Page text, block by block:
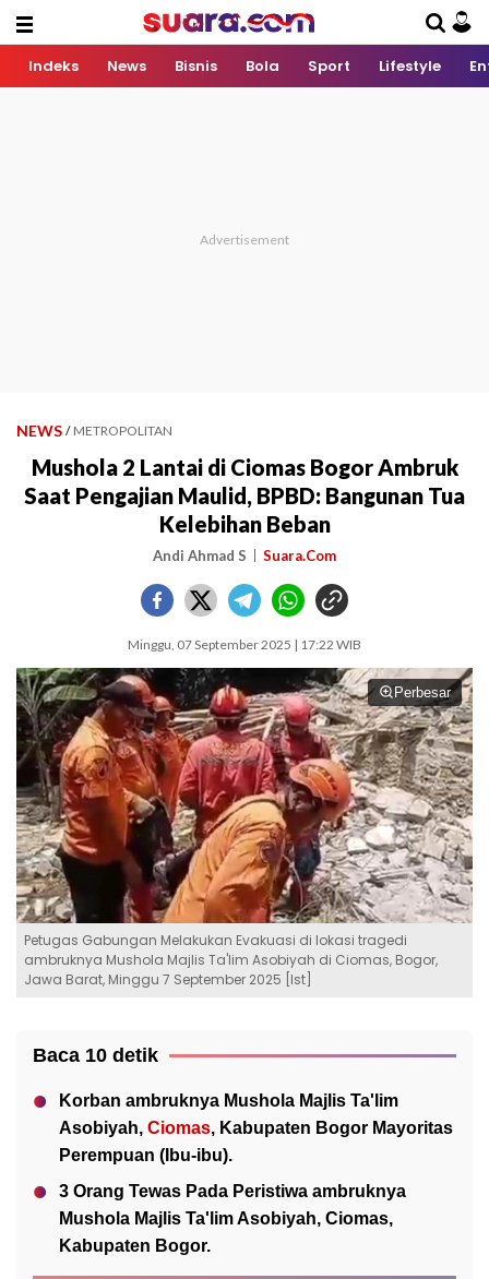
Indeks News Bisnis Bola Sport Lifestyle
NEWS / METROPOLITAN
Mushola 2 Lantai di Ciomas Bogor Ambruk
Saat Pengajian Maulid, BPBD: Bangunan Tua
Kelebihan Beban
Andi Ahmad S Suara.Com
Minggu, 07 September 2025 | 17:22 WIB
Perbesar
Petugas Gabungan Melakukan Evakuasi di lokasi tragedi
ambruknya Mushola Majlis Ta'lim Asobiyah di Ciomas, Bogor,
Jawa Barat, Minggu 7 September 2025 [Ist]
Baca 10 detik
Korban ambruknya Mushola Majlis Ta'lim
Asobiyah, Ciomas, Kabupaten Bogor Mayoritas
Perempuan (Ibu-ibu).
3 Orang Tewas Pada Peristiwa ambruknya
Mushola Majlis Ta'lim Asobiyah, Ciomas,
Kabupaten Bogor.